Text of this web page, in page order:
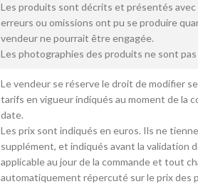
Les produits sont décrits et présentés
erreurs ou omissions ont pu se produire
vendeur ne pourrait être engagée.
Les photographies des produits ne sont
Le vendeur se réserve le droit de modifier
tarifs en vigueur indiqués au moment de la
date.
Les prix sont indiqués en euros. Ils ne
supplément, et indiqués avant la validation
applicable au jour de la commande et tout
automatiquement répercuté sur le prix des